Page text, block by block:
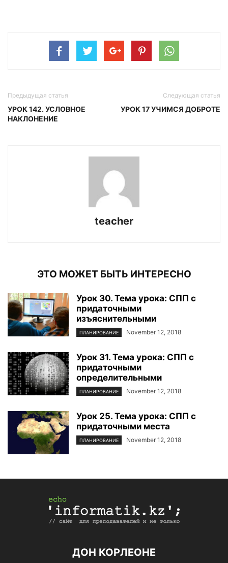
Предыдущая статья
УРОК 142. УСЛОВНОЕ
НАКЛОНЕНИЕ
Следующая статья
УРОК 17 УЧИМСЯ ДОБРОТЕ
teacher
ЭТО МОЖЕТ БЫТЬ ИНТЕРЕСНО
Урок 30. Тема урока: СПП с
придаточными
изъяснительными
ПЛАНИРОВАНИЕ November 12, 2018
Урок 31. Тема урока: СПП с
придаточными
определительными
ПЛАНИРОВАНИЕ November 12, 2018
Урок 25. Тема урока: СПП с
придаточными места
ПЛАНИРОВАНИЕ November 12, 2018
ДОН КОРЛЕОНЕ